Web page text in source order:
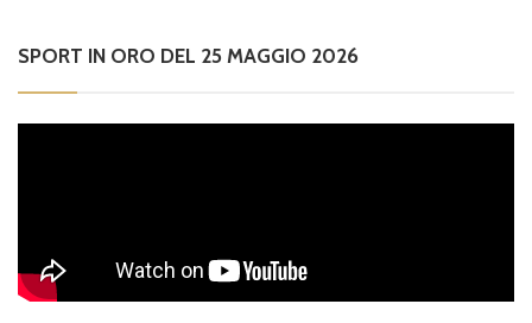
SPORT IN ORO DEL 25 MAGGIO 2026